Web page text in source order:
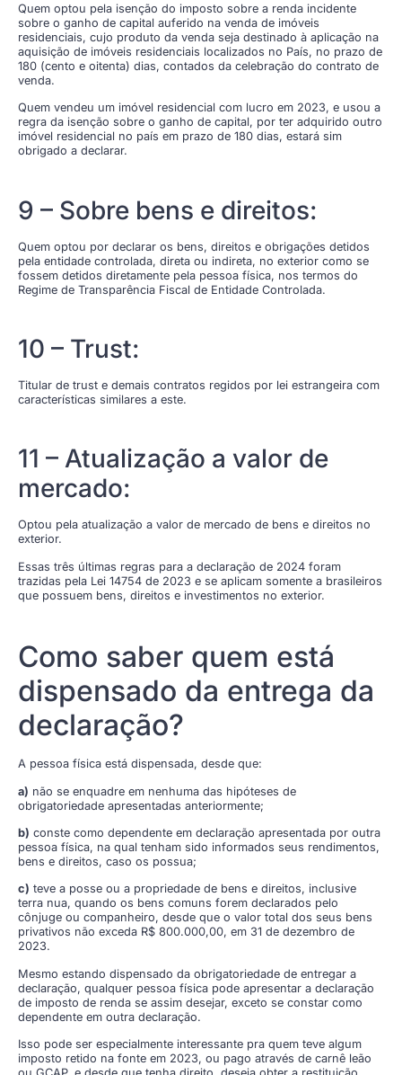
Quem optou pela isenção do imposto sobre a renda incidente
sobre o ganho de capital auferido na venda de imóveis
residenciais, cujo produto da venda seja destinado à aplicação na
aquisição de imóveis residenciais localizados no País, no prazo de
180 (cento e oitenta) dias, contados da celebração do contrato de
venda.
Quem vendeu um imóvel residencial com lucro em 2023, e usou a
regra da isenção sobre o ganho de capital, por ter adquirido outro
imóvel residencial no país em prazo de 180 dias, estará sim
obrigado a declarar.
9 – Sobre bens e direitos:
Quem optou por declarar os bens, direitos e obrigações detidos
pela entidade controlada, direta ou indireta, no exterior como se
fossem detidos diretamente pela pessoa física, nos termos do
Regime de Transparência Fiscal de Entidade Controlada.
10 – Trust:
Titular de trust e demais contratos regidos por lei estrangeira com
características similares a este.
11 – Atualização a valor de
mercado:
Optou pela atualização a valor de mercado de bens e direitos no
exterior.
Essas três últimas regras para a declaração de 2024 foram
trazidas pela Lei 14754 de 2023 e se aplicam somente a brasileiros
que possuem bens, direitos e investimentos no exterior.
Como saber quem está
dispensado da entrega da
declaração?
A pessoa física está dispensada, desde que:
a) não se enquadre em nenhuma das hipóteses de
obrigatoriedade apresentadas anteriormente;
b) conste como dependente em declaração apresentada por outra
pessoa física, na qual tenham sido informados seus rendimentos,
bens e direitos, caso os possua;
c) teve a posse ou a propriedade de bens e direitos, inclusive
terra nua, quando os bens comuns forem declarados pelo
cônjuge ou companheiro, desde que o valor total dos seus bens
privativos não exceda R$ 800.000,00, em 31 de dezembro de
2023.
Mesmo estando dispensado da obrigatoriedade de entregar a
declaração, qualquer pessoa física pode apresentar a declaração
de imposto de renda se assim desejar, exceto se constar como
dependente em outra declaração.
Isso pode ser especialmente interessante pra quem teve algum
imposto retido na fonte em 2023, ou pago através de carnê leão